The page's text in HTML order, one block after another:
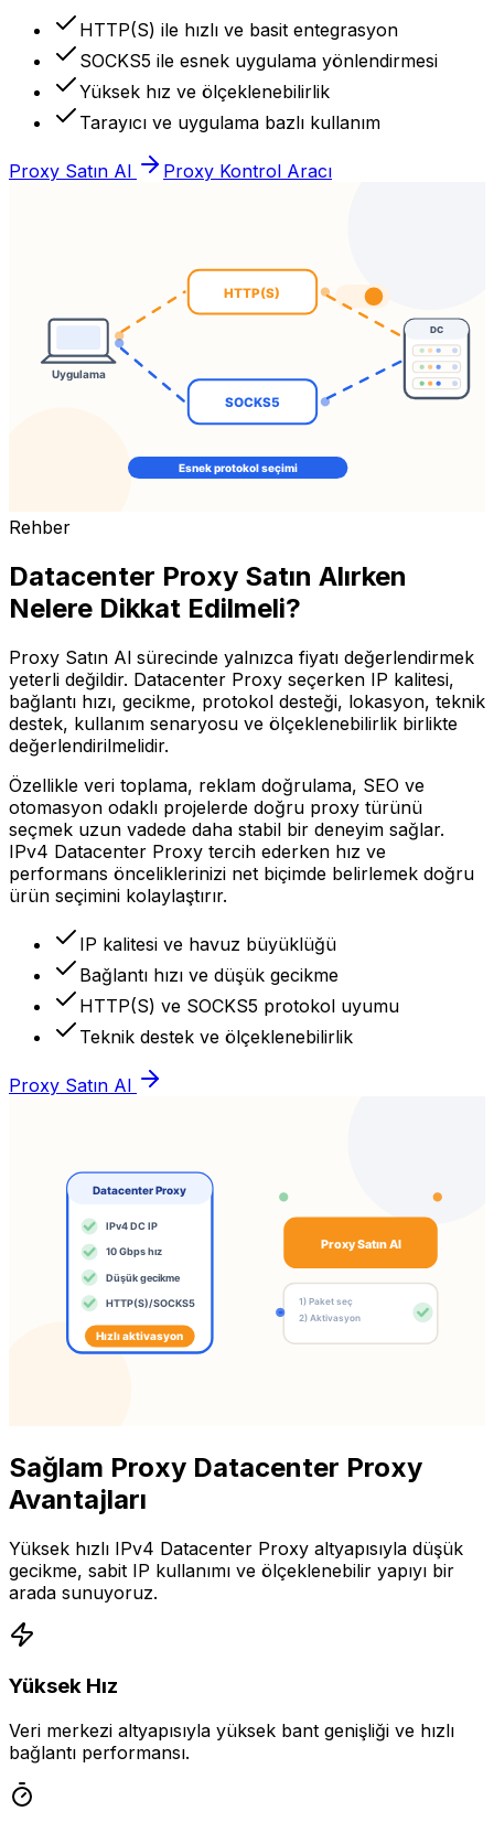
HTTP(S) ile hızlı ve basit entegrasyon
SOCKS5 ile esnek uygulama yönlendirmesi
Yüksek hız ve ölçeklenebilirlik
Tarayıcı ve uygulama bazlı kullanım
Proxy Satın Al Proxy Kontrol Aracı
Rehber
Datacenter Proxy Satın Alırken
Nelere Dikkat Edilmeli?
Proxy Satın Al sürecinde yalnızca fiyatı değerlendirmek
yeterli değildir. Datacenter Proxy seçerken IP kalitesi,
bağlantı hızı, gecikme, protokol desteği, lokasyon, teknik
destek, kullanım senaryosu ve ölçeklenebilirlik birlikte
değerlendirilmelidir.
Özellikle veri toplama, reklam doğrulama, SEO ve
otomasyon odaklı projelerde doğru proxy türünü
seçmek uzun vadede daha stabil bir deneyim sağlar.
IPv4 Datacenter Proxy tercih ederken hız ve
performans önceliklerinizi net biçimde belirlemek doğru
ürün seçimini kolaylaştırır.
IP kalitesi ve havuz büyüklüğü
Bağlantı hızı ve düşük gecikme
HTTP(S) ve SOCKS5 protokol uyumu
Teknik destek ve ölçeklenebilirlik
Proxy Satın Al
Sağlam Proxy Datacenter Proxy
Avantajları
Yüksek hızlı IPv4 Datacenter Proxy altyapısıyla düşük
gecikme, sabit IP kullanımı ve ölçeklenebilir yapıyı bir
arada sunuyoruz.
Yüksek Hız
Veri merkezi altyapısıyla yüksek bant genişliği ve hızlı
bağlantı performansı.